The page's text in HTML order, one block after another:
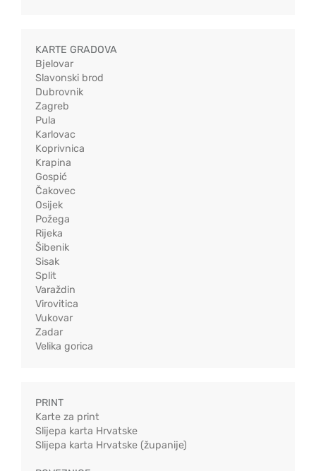
KARTE GRADOVA
Bjelovar
Slavonski brod
Dubrovnik
Zagreb
Pula
Karlovac
Koprivnica
Krapina
Gospić
Čakovec
Osijek
Požega
Rijeka
Šibenik
Sisak
Split
Varaždin
Virovitica
Vukovar
Zadar
Velika gorica
PRINT
Karte za print
Slijepa karta Hrvatske
Slijepa karta Hrvatske (županije)